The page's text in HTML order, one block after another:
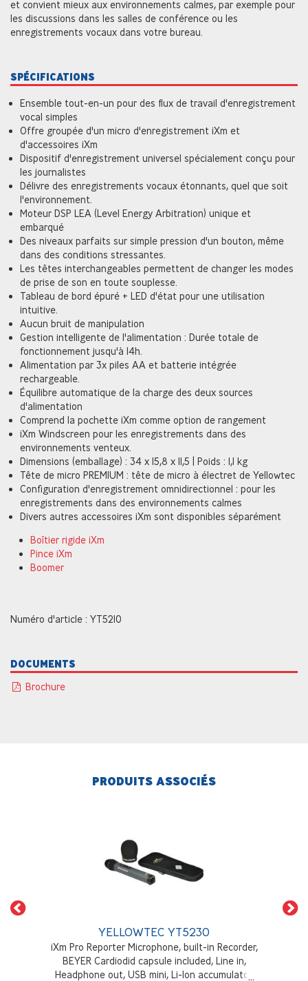
et convient mieux aux environnements calmes, par exemple pour
les discussions dans les salles de conférence ou les
enregistrements vocaux dans votre bureau.
SPÉCIFICATIONS
Ensemble tout-en-un pour des flux de travail d'enregistrement
vocal simples
Offre groupée d'un micro d'enregistrement iXm et
d'accessoires iXm
Dispositif d'enregistrement universel spécialement conçu pour
les journalistes
Délivre des enregistrements vocaux étonnants, quel que soit
l'environnement.
Moteur DSP LEA (Level Energy Arbitration) unique et
embarqué
Des niveaux parfaits sur simple pression d'un bouton, même
dans des conditions stressantes.
Les têtes interchangeables permettent de changer les modes
de prise de son en toute souplesse.
Tableau de bord épuré + LED d'état pour une utilisation
intuitive.
Aucun bruit de manipulation
Gestion intelligente de l'alimentation : Durée totale de
fonctionnement jusqu'à 14h.
Alimentation par 3x piles AA et batterie intégrée
rechargeable.
Équilibre automatique de la charge des deux sources
d'alimentation
Comprend la pochette iXm comme option de rangement
iXm Windscreen pour les enregistrements dans des
environnements venteux.
Dimensions (emballage) : 34 x 15,8 x 11,5 | Poids : 1,1 kg
Tête de micro PREMIUM : tête de micro à électret de Yellowtec
Configuration d'enregistrement omnidirectionnel : pour les
enregistrements dans des environnements calmes
Divers autres accessoires iXm sont disponibles séparément
Boîtier rigide iXm
Pince iXm
Boomer
Numéro d'article : YT5210
DOCUMENTS
Brochure
PRODUITS ASSOCIÉS
YELLOWTEC YT5230
iXm Pro Reporter Microphone, built-in Recorder,
BEYER Cardiodid capsule included, Line in,
Headphone out, USB mini, Li-Ion accumulator,